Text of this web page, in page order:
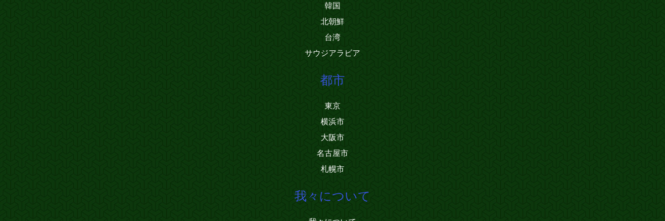
韓国
北朝鮮
台湾
サウジアラビア
都市
東京
横浜市
大阪市
名古屋市
札幌市
我々について